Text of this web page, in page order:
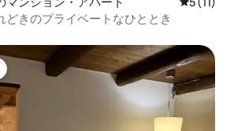
どきのプライベートなひととき
イスです。